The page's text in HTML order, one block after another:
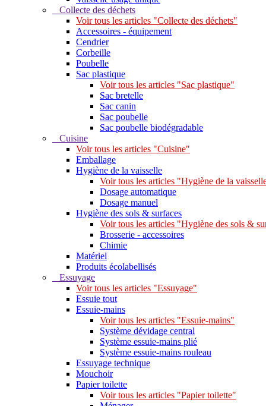
Collecte des déchets
Voir tous les articles "Collecte des déchets"
Accessoires - équipement
Cendrier
Corbeille
Poubelle
Sac plastique
Voir tous les articles "Sac plastique"
Sac bretelle
Sac canin
Sac poubelle
Sac poubelle biodégradable
Cuisine
Voir tous les articles "Cuisine"
Emballage
Hygiène de la vaisselle
Voir tous les articles "Hygiène de la
Dosage automatique
Dosage manuel
Hygiène des sols & surfaces
Voir tous les articles "Hygiène des sols &
Brosserie - accessoires
Chimie
Matériel
Produits écolabellisés
Essuyage
Voir tous les articles "Essuyage"
Essuie tout
Essuie-mains
Voir tous les articles "Essuie-mains"
Système dévidage central
Système essuie-mains plié
Système essuie-mains rouleau
Essuyage technique
Mouchoir
Papier toilette
Voir tous les articles "Papier toilette"